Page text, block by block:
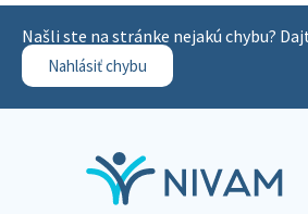
Našli ste na stránke nejakú chybu?
Nahlásiť chybu